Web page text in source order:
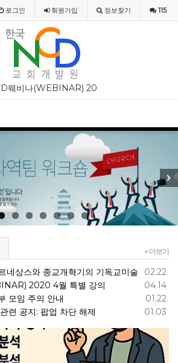
로그인 회원가입 정보찾기 115
비나(WEBINAR) 2020 4월 특별 강의
+ 더보기
02.22
네상스와 종교개혁기의 기독교미술
04.14
2020 4월 특별 강의
01.22
모임 주의 안내
01.03
련 공지: 팝업 차단 해제
서